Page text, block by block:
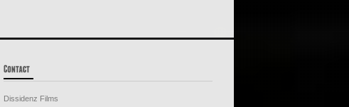
Dissidenz Films